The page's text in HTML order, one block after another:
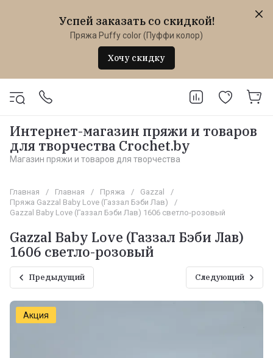
Успей заказать со скидкой!
Пряжа Puffy color (Пуффи колор)
Хочу скидку
Интернет-магазин пряжи и товаров
для творчества Crochet.by
Магазин пряжи и товаров для творчества
Главная / Главная / Пряжа / Gazzal
/
Пряжа Gazzal Baby Love (Газзал Бэби Лав)
/
Gazzal Baby Love (Газзал Бэби Лав) 1606 светло-розовый
Gazzal Baby Love (Газзал Бэби Лав)
1606 светло-розовый
Предыдущий Следующий
Акция